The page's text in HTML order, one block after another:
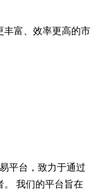
丰富、效率更高的市
平台，致力于通过
。 我们的平台旨在